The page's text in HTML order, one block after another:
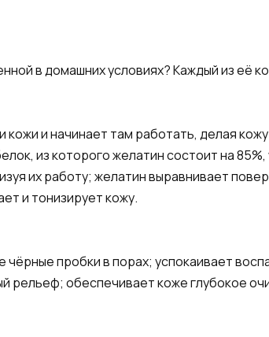
в домашних условиях? Каждый из её
и начинает там работать, делая
из которого желатин состоит на 85%,
их работу; желатин выравнивает
и тонизирует кожу.
пробки в порах; успокаивает
рельеф; обеспечивает коже глубокое